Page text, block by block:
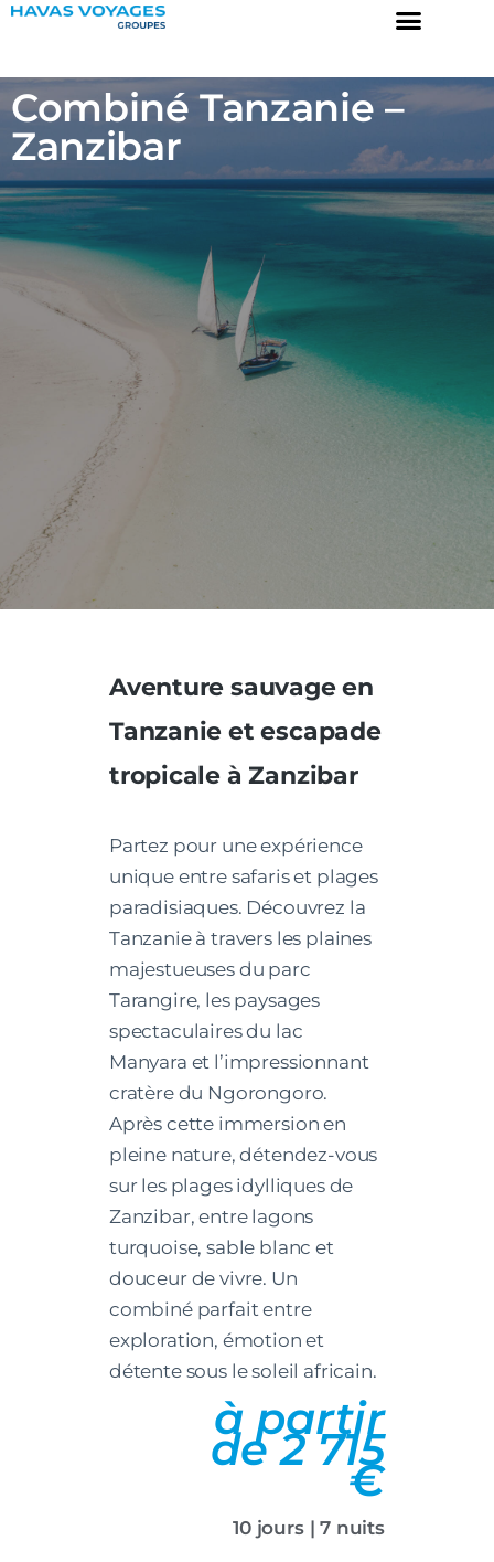
Combiné Tanzanie –
Zanzibar
Destinations
Prix garantis
Collection
A propos
Engagements
Contact
Aventure sauvage en
Tanzanie et escapade
tropicale à Zanzibar
Partez pour une expérience
unique entre safaris et plages
paradisiaques. Découvrez la
Tanzanie à travers les plaines
majestueuses du parc
Tarangire, les paysages
spectaculaires du lac
Manyara et l’impressionnant
cratère du Ngorongoro.
Après cette immersion en
pleine nature, détendez-vous
sur les plages idylliques de
Zanzibar, entre lagons
turquoise, sable blanc et
douceur de vivre. Un
combiné parfait entre
exploration, émotion et
détente sous le soleil africain.
à partir
de 2 715
€
10 jours | 7 nuits